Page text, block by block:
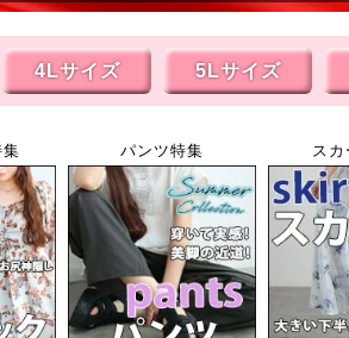
4Lサイズ 5Lサイズ
パンツ特集 ス